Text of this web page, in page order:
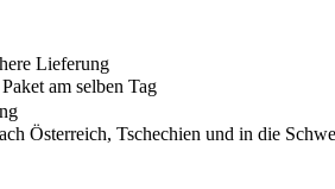
Lieferung
am selben Tag
Österreich, Tschechien und in die